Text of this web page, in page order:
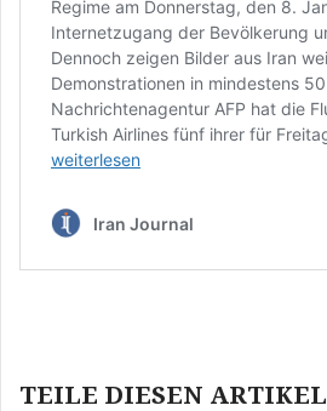
TEILE DIESEN ARTIKEL